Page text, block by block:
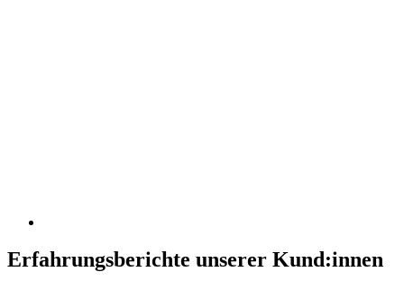
Erfahrungsberichte unserer Kund:innen